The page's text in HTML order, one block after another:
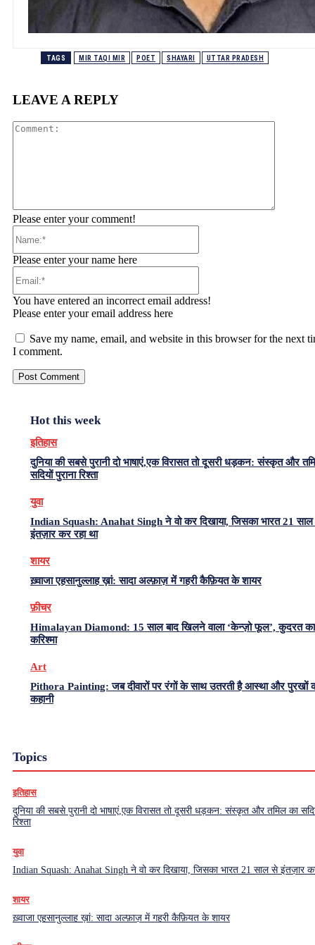
TAGS MIR TAQI MIR POET SHAYARI UTTAR PRADESH
LEAVE A REPLY
Please enter your comment!
Please enter your name here
You have entered an incorrect email address!
Please enter your email address here
Save my name, email, and website in this browser for the next
I comment.
Hot this week
इतिहास
दुनिया की सबसे पुरानी दो भाषाएं,एक विरासत तो दूसरी धड़कन: संस्कृत और
सदियों पुराना रिश्ता
युवा
Indian Squash: Anahat Singh ने वो कर दिखाया, जिसका भारत 21
इंतज़ार कर रहा था
शायर
ख़्वाजा एहसानुल्लाह ख़ां: सादा अल्फ़ाज़ में गहरी कैफ़ियत के शायर
फ़ीचर
Himalayan Diamond: 15 साल बाद खिलने वाला ‘केन्ज़ो फूल’, कुदरत
करिश्मा
Art
Pithora Painting: जब दीवारों पर रंगों के साथ उतरती है आस्था और पुरखों
कहानी
Topics
इतिहास
दुनिया की सबसे पुरानी दो भाषाएं,एक विरासत तो दूसरी धड़कन: संस्कृत और तमिल का
रिश्ता
युवा
Indian Squash: Anahat Singh ने वो कर दिखाया, जिसका भारत 21 साल से इंतज़ार
शायर
ख़्वाजा एहसानुल्लाह ख़ां: सादा अल्फ़ाज़ में गहरी कैफ़ियत के शायर